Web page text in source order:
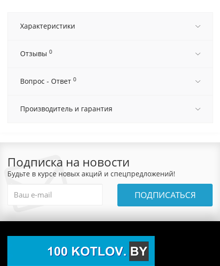
Характеристики
Отзывы 0
Вопрос - Ответ 0
Производитель и гарантия
Подписка на новости
Будьте в курсе новых акций и спецпредложений!
ПОДПИСАТЬСЯ